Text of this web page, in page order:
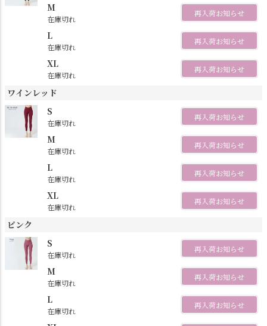
M
在庫切れ
再入荷お知らせ
L
在庫切れ
再入荷お知らせ
XL
在庫切れ
再入荷お知らせ
ワインレッド
S
在庫切れ
再入荷お知らせ
M
在庫切れ
再入荷お知らせ
L
在庫切れ
再入荷お知らせ
XL
在庫切れ
再入荷お知らせ
ピンク
S
在庫切れ
再入荷お知らせ
M
在庫切れ
再入荷お知らせ
L
在庫切れ
再入荷お知らせ